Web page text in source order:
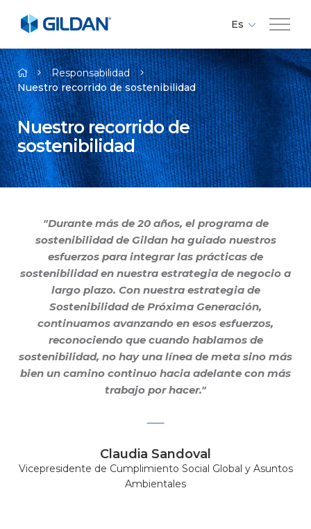
Compañía
Marcas
Responsabilidad
Empleos
Contacto
Gildan y HanesBrands pagina de
inicio
Es
Fr
En
Responsabilidad
Nuestro recorrido de sostenibilidad
Nuestro recorrido de
sostenibilidad
"Durante más de 20 años, el programa de
sostenibilidad de Gildan ha guiado nuestros
esfuerzos para integrar las prácticas de
sostenibilidad en nuestra estrategia de negocio a
largo plazo. Con nuestra estrategia de
Sostenibilidad de Próxima Generación,
continuamos avanzando en esos esfuerzos,
reconociendo que cuando hablamos de
sostenibilidad, no hay una línea de meta sino más
bien un camino continuo hacia adelante con más
trabajo por hacer."
Claudia Sandoval
Vicepresidente de Cumplimiento Social Global y Asuntos
Ambientales